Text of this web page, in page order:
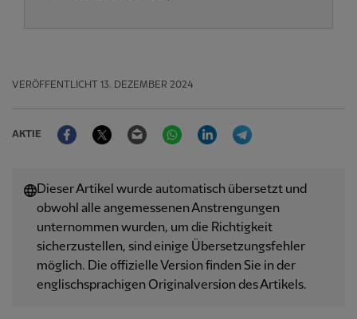
VERÖFFENTLICHT 13. DEZEMBER 2024
AKTIE
FacebookTwitter Email WhatsAppLinkedIn
Dieser Artikel wurde automatisch übersetzt und
obwohl alle angemessenen Anstrengungen
unternommen wurden, um die Richtigkeit
sicherzustellen, sind einige Übersetzungsfehler
möglich. Die offizielle Version finden Sie in der
englischsprachigen Originalversion des Artikels.